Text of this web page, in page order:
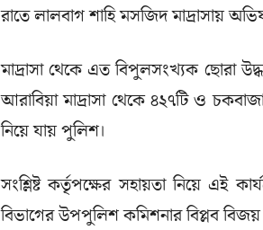
রাতে লালবাগ শাহি মসজিদ মাদ্রাসায়
মাদ্রাসা থেকে এত বিপুলসংখ্যক ছোরা
আরা‌বিয়া মাদ্রাসা থেকে ৪২৭টি ও
নিয়ে যায় পুলিশ।
সংশ্লিষ্ট কর্তৃপক্ষের সহায়তা নিয়ে এই
বিভা‌গের উপপু‌লিশ ক‌মিশনার বিপ্লব